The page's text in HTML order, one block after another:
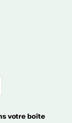
votre boîte